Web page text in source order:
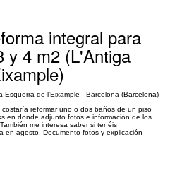
integral para
y 4 m2 (L'Antiga
de l'Eixample - Barcelona (Barcelona)
reformar uno o dos baños de un piso
en donde adjunto fotos e información de los
me interesa saber si tenéis
en agosto, Documento fotos y explicación